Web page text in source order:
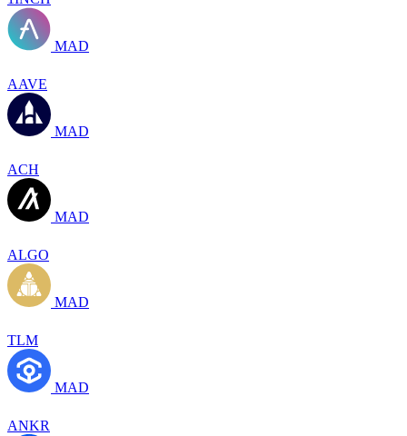
MAD
AAVE
MAD
ACH
MAD
ALGO
MAD
TLM
MAD
ANKR